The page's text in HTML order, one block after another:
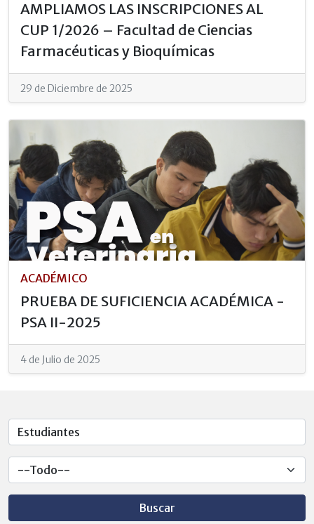
AMPLIAMOS LAS INSCRIPCIONES AL
CUP 1/2026 – Facultad de Ciencias
Farmacéuticas y Bioquímicas
29 de Diciembre de 2025
ACADÉMICO
PRUEBA DE SUFICIENCIA ACADÉMICA -
PSA II-2025
4 de Julio de 2025
Buscar